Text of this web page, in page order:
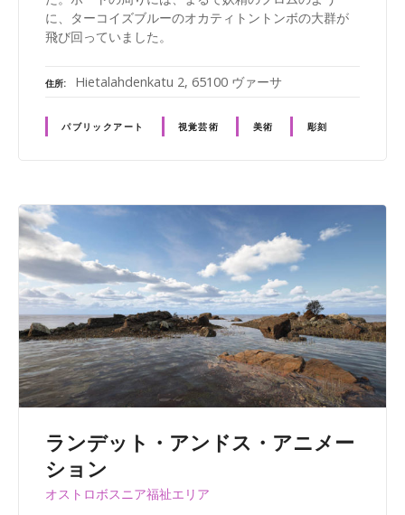
に、ターコイズブルーのオカティトントンボの大群が
飛び回っていました。
住所 Hietalahdenkatu 2, 65100 ヴァーサ
パブリックアート 視覚芸術 美術 彫刻
ランデット・アンドス・アニメー
ション
オストロボスニア福祉エリア